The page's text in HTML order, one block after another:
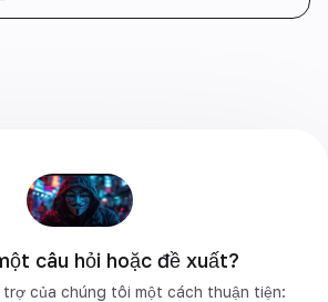
câu hỏi hoặc đề xuất?
của chúng tôi một cách thuận tiện: